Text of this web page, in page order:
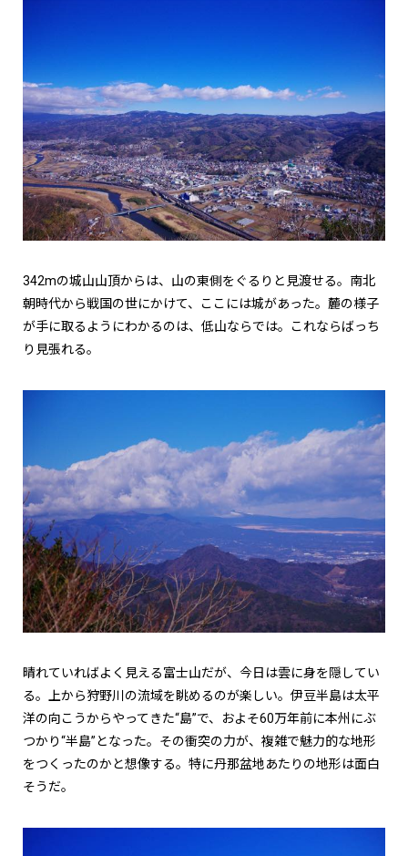
342mの城山山頂からは、山の東側をぐるりと見渡せる。南北
朝時代から戦国の世にかけて、ここには城があった。麓の様子
が手に取るようにわかるのは、低山ならでは。これならばっち
り見張れる。
晴れていればよく見える富士山だが、今日は雲に身を隠してい
る。上から狩野川の流域を眺めるのが楽しい。伊豆半島は太平
洋の向こうからやってきた“島”で、およそ60万年前に本州にぶ
つかり“半島”となった。その衝突の力が、複雑で魅力的な地形
をつくったのかと想像する。特に丹那盆地あたりの地形は面白
そうだ。